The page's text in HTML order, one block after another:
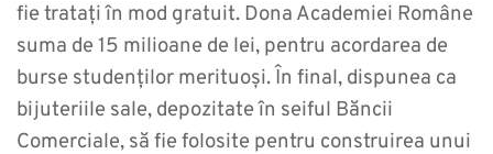
fie tratați în mod gratuit. Dona Academiei Române
suma de 15 milioane de lei, pentru acordarea de
burse studenților merituoși. În final, dispunea ca
bijuteriile sale, depozitate în seiful Băncii
Comerciale, să fie folosite pentru construirea unui